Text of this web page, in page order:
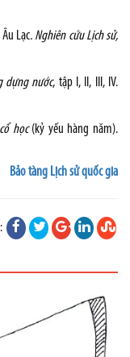
Lạc. Nghiên cứu Lịch sử,
dựng nước, tập I, II, III, IV.
học(kỷ yếu hàng năm).
Bảo tàng Lịch sử quốc gia